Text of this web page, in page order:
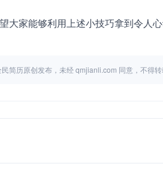
望大家能够利用上述小技巧拿到令人心
简历原创发布，未经 qmjianli.com 同意，不得转